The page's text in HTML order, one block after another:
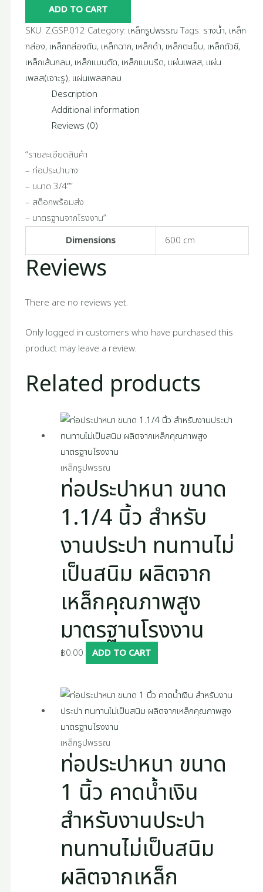
ADD TO CART
SKU: Z.GSP.012 Category: เหล็กรูปพรรณ Tags: รางน้ำ, เหล็ก
กล่อง, เหล็กกล่องตัน, เหล็กฉาก, เหล็กดำ, เหล็กตะเข็บ, เหล็กตัวซี,
เหล็กเส้นกลม, เหล็กแบนตัด, เหล็กแบนรีด, แผ่นเพลส, แผ่น
เพลส(เจาะรู), แผ่นเพลสกลม
Description
Additional information
Reviews (0)
“รายละเอียดสินค้า
– ท่อประปาบาง
– ขนาด 3/4″”
– สต็อกพร้อมส่ง
– มาตรฐานจากโรงงาน”
Dimensions
600 cm
Reviews
There are no reviews yet.
Only logged in customers who have purchased this
product may leave a review.
Related products
เหล็กรูปพรรณ
ท่อประปาหนา ขนาด
1.1/4 นิ้ว สำหรับ
งานประปา ทนทานไม่
เป็นสนิม ผลิตจาก
เหล็กคุณภาพสูง
มาตรฐานโรงงาน
฿0.00 ADD TO CART
เหล็กรูปพรรณ
ท่อประปาหนา ขนาด
1 นิ้ว คาดน้ำเงิน
สำหรับงานประปา
ทนทานไม่เป็นสนิม
ผลิตจากเหล็ก